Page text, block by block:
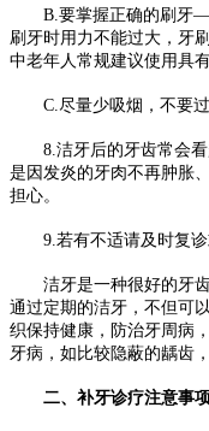
B.要掌握正确的刷牙——
刷牙时用力不能过大，牙
中老年人常规建议使用具
C.尽量少吸烟，不要过
8.洁牙后的牙齿常会看
是因发炎的牙肉不再肿胀
担心。
9.若有不适请及时复诊
洁牙是一种很好的牙齿
通过定期的洁牙，不但可
织保持健康，防治牙周病
牙病，如比较隐蔽的龋齿
二、补牙诊疗注意事项